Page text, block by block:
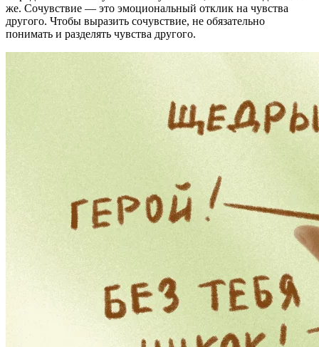
же. Сочувствие — это эмоциональный отклик на чувства
другого. Чтобы выразить сочувствие, не обязательно
понимать и разделять чувства другого.